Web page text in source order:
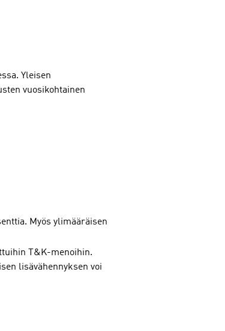
Yleisen
vuosikohtainen
Myös ylimääräisen
T&K-menoihin.
lisävähennyksen voi